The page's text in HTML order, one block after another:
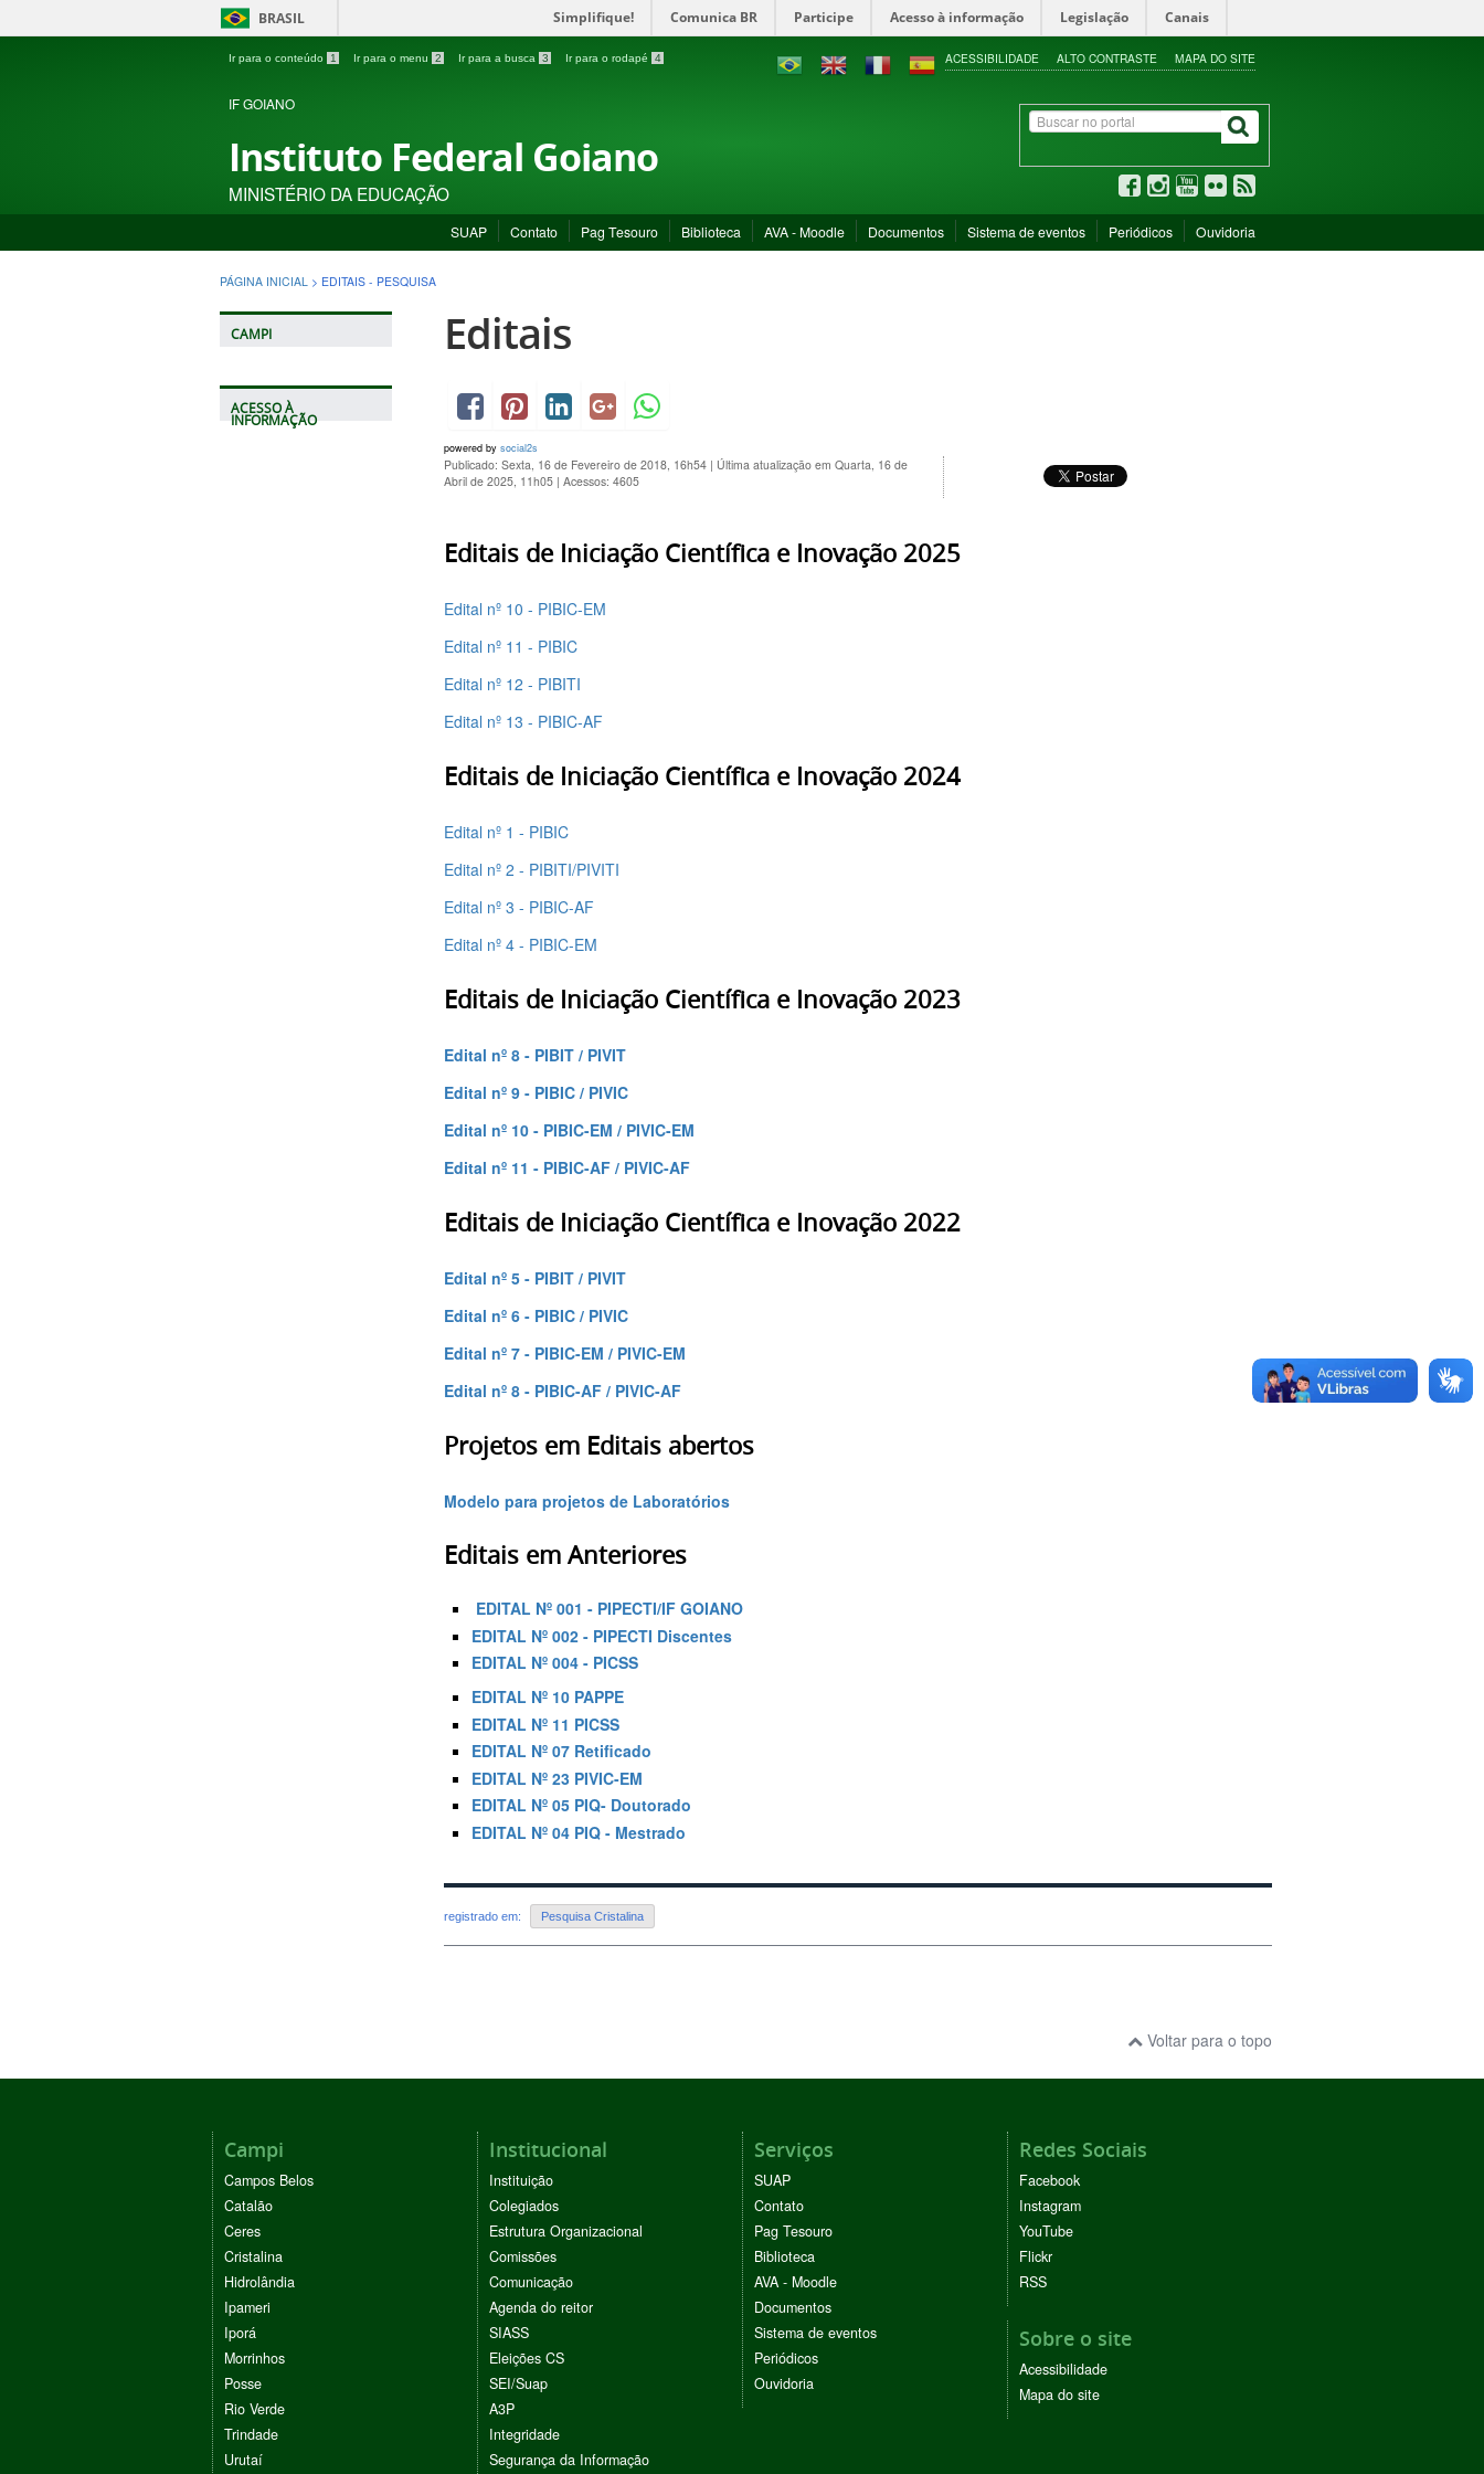
BRASIL Simplifique! Comunica BR Participe Acesso à informação Legislação Canais
Ir para o conteúdo 1 Ir para o menu 2 Ir para a busca 3 Ir para o rodapé 4 ACESSIBILIDADE ALTO CONTRASTE MAPA DO SITE
IF GOIANO
Instituto Federal Goiano
MINISTÉRIO DA EDUCAÇÃO
SUAP Contato Pag Tesouro Biblioteca AVA - Moodle Documentos Sistema de eventos Periódicos Ouvidoria
PÁGINA INICIAL > EDITAIS - PESQUISA
CAMPI
ACESSO À
INFORMAÇÃO
Editais
powered by social2s
Publicado: Sexta, 16 de Fevereiro de 2018, 16h54 | Última atualização em Quarta, 16 de
Abril de 2025, 11h05 | Acessos: 4605
Editais de Iniciação Científica e Inovação 2025
Edital nº 10 - PIBIC-EM
Edital nº 11 - PIBIC
Edital nº 12 - PIBITI
Edital nº 13 - PIBIC-AF
Editais de Iniciação Científica e Inovação 2024
Edital nº 1 - PIBIC
Edital nº 2 - PIBITI/PIVITI
Edital nº 3 - PIBIC-AF
Edital nº 4 - PIBIC-EM
Editais de Iniciação Científica e Inovação 2023
Edital nº 8 - PIBIT / PIVIT
Edital nº 9 - PIBIC / PIVIC
Edital nº 10 - PIBIC-EM / PIVIC-EM
Edital nº 11 - PIBIC-AF / PIVIC-AF
Editais de Iniciação Científica e Inovação 2022
Edital nº 5 - PIBIT / PIVIT
Edital nº 6 - PIBIC / PIVIC
Edital nº 7 - PIBIC-EM / PIVIC-EM
Edital nº 8 - PIBIC-AF / PIVIC-AF
Projetos em Editais abertos
Modelo para projetos de Laboratórios
Editais em Anteriores
EDITAL Nº 001 - PIPECTI/IF GOIANO
EDITAL Nº 002 - PIPECTI Discentes
EDITAL Nº 004 - PICSS
EDITAL Nº 10 PAPPE
EDITAL Nº 11 PICSS
EDITAL Nº 07 Retificado
EDITAL Nº 23 PIVIC-EM
EDITAL Nº 05 PIQ- Doutorado
EDITAL Nº 04 PIQ - Mestrado
registrado em: Pesquisa Cristalina
Voltar para o topo
Campi
Campos Belos
Catalão
Ceres
Cristalina
Hidrolândia
Ipameri
Iporá
Morrinhos
Posse
Rio Verde
Trindade
Urutaí
Institucional
Instituição
Colegiados
Estrutura Organizacional
Comissões
Comunicação
Agenda do reitor
SIASS
Eleições CS
SEI/Suap
A3P
Integridade
Segurança da Informação
Serviços
SUAP
Contato
Pag Tesouro
Biblioteca
AVA - Moodle
Documentos
Sistema de eventos
Periódicos
Ouvidoria
Redes Sociais
Facebook
Instagram
YouTube
Flickr
RSS
Sobre o site
Acessibilidade
Mapa do site